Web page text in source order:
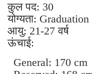
कुल पद: 30
योग्यता: Graduation
आयु: 21-27 वर्ष
ऊंचाई:
General: 170 cm